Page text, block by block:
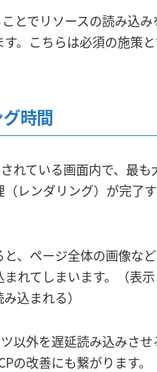
とでリソースの読み込み
。こちらは必須の施策
時間
れている画面内で、最も
レンダリング）が完了
、ページ全体の画像な
れてしまいます。（表
込まれる）
以外を遅延読み込みさせ
の改善にも繋がります。